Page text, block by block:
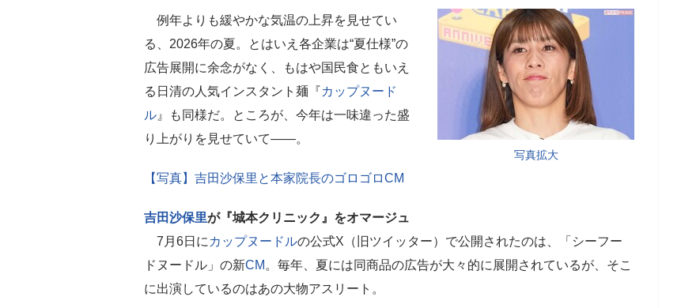
写真拡大
例年よりも緩やかな気温の上昇を見せてい
る、2026年の夏。とはいえ各企業は“夏仕様”の
広告展開に余念がなく、もはや国民食ともいえ
る日清の人気インスタント麺『カップヌード
ル 』も同様だ。ところが、今年は一味違った盛
り上がりを見せていて――。
【写真】吉田沙保里と本家院長のゴロゴロCM
吉田沙保里が『城本クリニック』をオマージュ
7月6日に カップヌードルの公式X（旧ツイッター）で公開されたのは、「シーフー
ドヌードル」の新CM 。毎年、夏には同商品の広告が大々的に展開されているが、そこ
に出演しているのはあの大物アスリート。